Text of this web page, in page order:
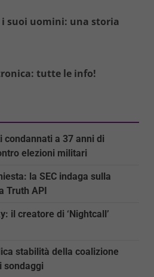
suoi uomini: una storia
tutte le info!
condannati a 37 anni di
elezioni militari
la SEC indaga sulla
Truth API
il creatore di ‘Nightcall’
stabilità della coalizione
sondaggi